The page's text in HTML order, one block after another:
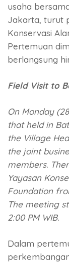
usaha
Jakarta, turut
Konservasi
Pertemuan
berlangsung
Field Visit to
On Monday
that held in
the Village
the joint
members.
Yayasan
Foundation
The meeting
2:00 PM WIB.
Dalam